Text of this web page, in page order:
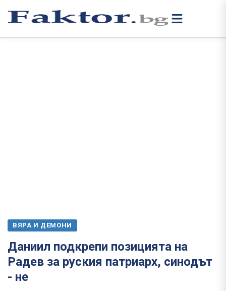
ВЯРА И ДЕМОНИ
Даниил подкрепи позицията на
Радев за руския патриарх, синодът
- не